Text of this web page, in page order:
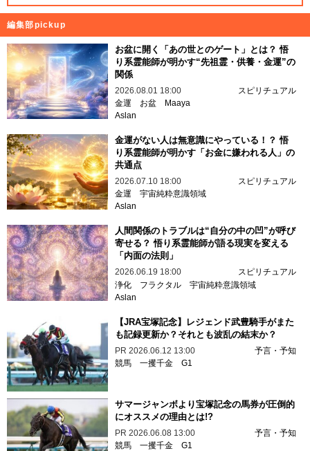
編集部pickup
お盆に開く「あの世とのゲート」とは？ 悟
り系霊能師が明かす“先祖霊・供養・金運”の
関係
2026.08.01 18:00
スピリチュアル
金運
お盆
Maaya
Aslan
金運がない人は無意識にやっている！？ 悟
り系霊能師が明かす「お金に嫌われる人」の
共通点
2026.07.10 18:00
スピリチュアル
金運 宇宙純粋意識領域
Aslan
人間関係のトラブルは“自分の中の凹”が呼び
寄せる？ 悟り系霊能師が語る現実を変える
「内面の法則」
2026.06.19 18:00
スピリチュアル
浄化
フラクタル 宇宙純粋意識領域
Aslan
【JRA宝塚記念】レジェンド武豊騎手がまた
も記録更新か？それとも波乱の結末か？
PR 2026.06.12 13:00
予言・予知
競馬 一攫千金 G1
サマージャンボより宝塚記念の馬券が圧倒的
にオススメの理由とは!?
PR 2026.06.08 13:00
予言・予知
競馬 一攫千金 G1